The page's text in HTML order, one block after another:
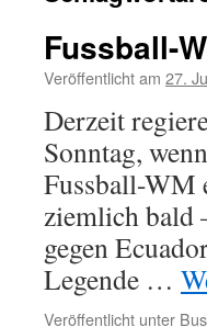
Fussball-
Veröffentlicht am 27.
Derzeit
Sonntag,
Fussball-WM
ziemlich bald
gegen
Legende …
Veröffentlicht unter